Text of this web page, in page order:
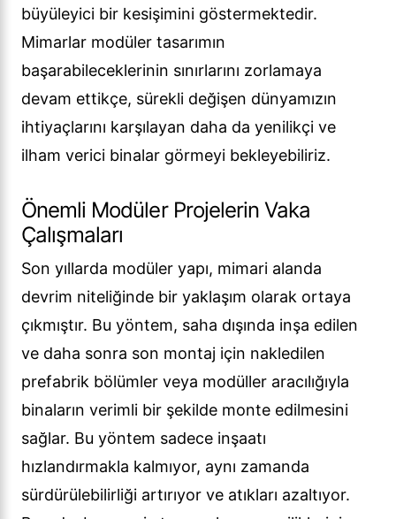
büyüleyici bir kesişimini göstermektedir.
Mimarlar modüler tasarımın
başarabileceklerinin sınırlarını zorlamaya
devam ettikçe, sürekli değişen dünyamızın
ihtiyaçlarını karşılayan daha da yenilikçi ve
ilham verici binalar görmeyi bekleyebiliriz.
Önemli Modüler Projelerin Vaka
Çalışmaları
Son yıllarda modüler yapı, mimari alanda
devrim niteliğinde bir yaklaşım olarak ortaya
çıkmıştır. Bu yöntem, saha dışında inşa edilen
ve daha sonra son montaj için nakledilen
prefabrik bölümler veya modüller aracılığıyla
binaların verimli bir şekilde monte edilmesini
sağlar. Bu yöntem sadece inşaatı
hızlandırmakla kalmıyor, aynı zamanda
sürdürülebilirliği artırıyor ve atıkları azaltıyor.